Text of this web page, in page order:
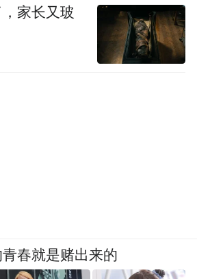
家长又玻
春就是赌出来的